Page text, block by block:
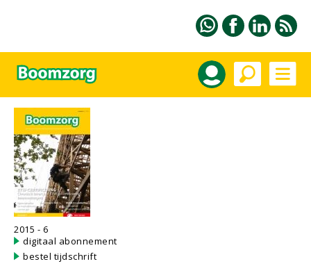
2015 - 6
digitaal abonnement
bestel tijdschrift